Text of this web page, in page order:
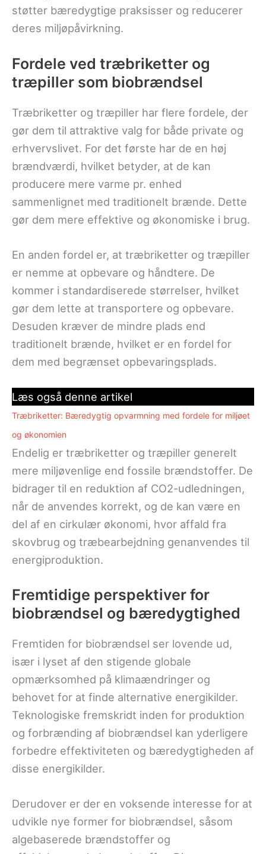
støtter bæredygtige praksisser og reducerer
deres miljøpåvirkning.
Fordele ved træbriketter og
træpiller som biobrændsel
Træbriketter og træpiller har flere fordele, der
gør dem til attraktive valg for både private og
erhvervslivet. For det første har de en høj
brændværdi, hvilket betyder, at de kan
producere mere varme pr. enhed
sammenlignet med traditionelt brænde. Dette
gør dem mere effektive og økonomiske i brug.
En anden fordel er, at træbriketter og træpiller
er nemme at opbevare og håndtere. De
kommer i standardiserede størrelser, hvilket
gør dem lette at transportere og opbevare.
Desuden kræver de mindre plads end
traditionelt brænde, hvilket er en fordel for
dem med begrænset opbevaringsplads.
Læs også denne artikel
Træbriketter: Bæredygtig opvarmning med fordele for miljøet
og økonomien
Endelig er træbriketter og træpiller generelt
mere miljøvenlige end fossile brændstoffer. De
bidrager til en reduktion af CO2-udledningen,
når de anvendes korrekt, og de kan være en
del af en cirkulær økonomi, hvor affald fra
skovbrug og træbearbejdning genanvendes til
energiproduktion.
Fremtidige perspektiver for
biobrændsel og bæredygtighed
Fremtiden for biobrændsel ser lovende ud,
især i lyset af den stigende globale
opmærksomhed på klimaændringer og
behovet for at finde alternative energikilder.
Teknologiske fremskridt inden for produktion
og forbrænding af biobrændsel kan yderligere
forbedre effektiviteten og bæredygtigheden af
disse energikilder.
Derudover er der en voksende interesse for at
udvikle nye former for biobrændsel, såsom
algebaserede brændstoffer og